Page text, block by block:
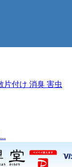
片付け 消臭 害虫